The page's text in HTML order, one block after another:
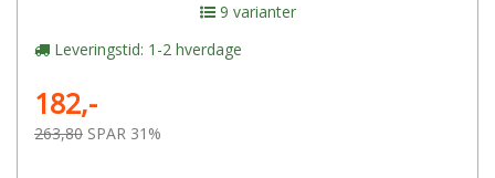
9 varianter
Leveringstid: 1-2 hverdage
182,-
263,80 SPAR 31%